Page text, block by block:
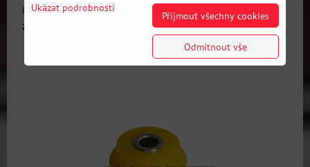
Odstraňuje vůle, zpřesňuje řízení a zvyšuje odezvu na
zatáčení...
Ukázat podrobnosti
Přijmout všechny cookies
Odmítnout vše